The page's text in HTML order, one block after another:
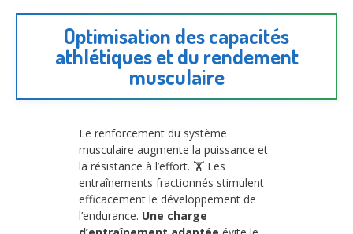
Optimisation des capacités
athlétiques et du rendement
musculaire
Le renforcement du système
musculaire augmente la puissance et
la résistance à l’effort. 🏋️ Les
entraînements fractionnés stimulent
efficacement le développement de
l’endurance. Une charge